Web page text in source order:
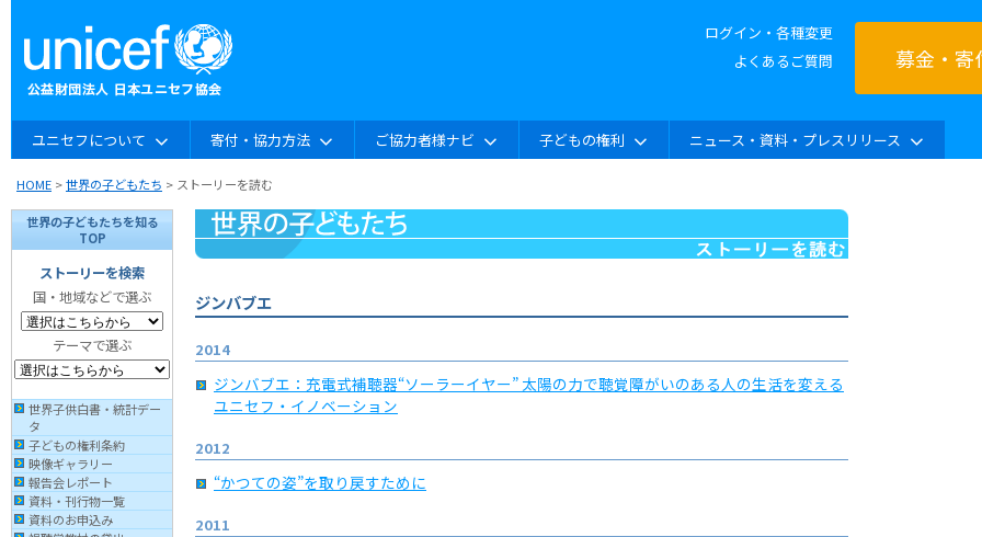
ログイン・各種変更
よくあるご質問
募金・寄
ユニセフについて 寄付・協力方法 ご協力者様ナビ 子どもの権利 ニュース・資料・プレスリリース
HOME >世界の子どもたち > ストーリーを読む
世界の子どもたちを知る
TOP
ストーリーを検索
国・地域などで選ぶ
テーマで選ぶ
世界子供白書・統計デー
タ
子どもの権利条約
映像ギャラリー
報告会レポート
資料・刊行物一覧
資料のお申込み
ジンバブエ
2014
ジンバブエ：充電式補聴器“ソーラーイヤー” 太陽の力で聴覚障がいのある人の生活を変える
ユニセフ・イノベーション
2012
“かつての姿”を取り戻すために
2011